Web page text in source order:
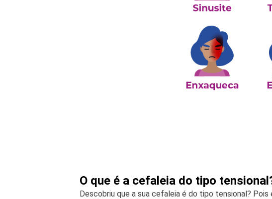
O que é a cefaleia do tipo
Descobriu que a sua cefaleia é do tipo tensional?